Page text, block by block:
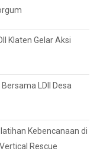
Klaten Gelar Aksi
LDII Desa
Kebencanaan di
Rescue